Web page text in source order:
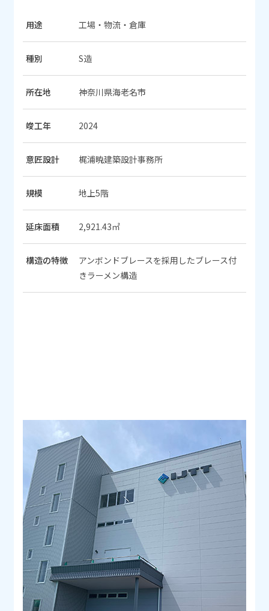
用途 工場・物流・倉庫
種別 S造
所在地 神奈川県海老名市
竣工年 2024
意匠設計 梶浦暁建築設計事務所
規模 地上5階
延床面積 2,921.43㎡
構造の特徴
アンボンドブレースを採用したブレース付
きラーメン構造